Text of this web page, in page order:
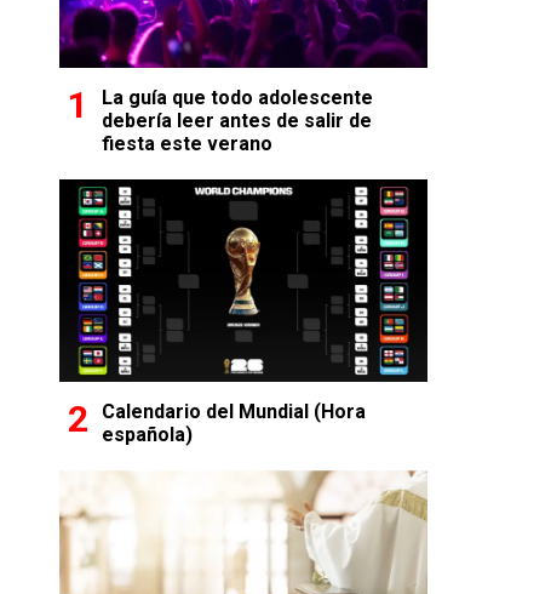
La guía que todo adolescente
debería leer antes de salir de
fiesta este verano
Calendario del Mundial (Hora
española)